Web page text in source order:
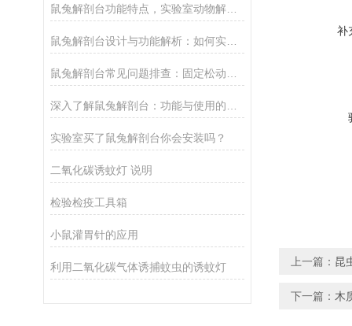
鼠兔解剖台功能特点，实验室动物解剖手术专用操作台优势详解
实验室买了鼠兔解剖台你会安装吗？
二氧化碳诱蚊灯 说明
检验检疫工具箱
小鼠灌胃针的应用
利用二氧化碳气体诱捕蚊虫的诱蚊灯
补
上一篇： 昆
下一篇： 木